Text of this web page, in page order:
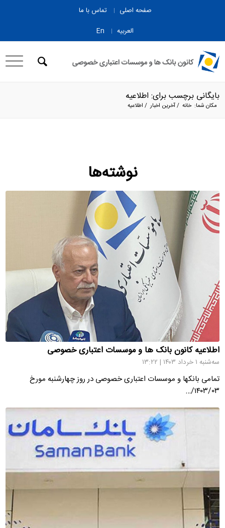
صفحه اصلی
تماس با ما
العربیه
En
بایگانی برچسب برای: اطلاعیه
مکان شما: خانه /آخرین اخبار / اطلاعیه
نوشته‌ها
اطلاعیه کانون بانک ها و موسسات اعتباری خصوصی
سه‌شنبه ۱ خرداد ۱۴۰۳ | ۱۳:۲۲
تمامی بانکها و موسسات اعتباری خصوصی در روز چهارشنبه مورخ
۱۴۰۳/۰۳/…